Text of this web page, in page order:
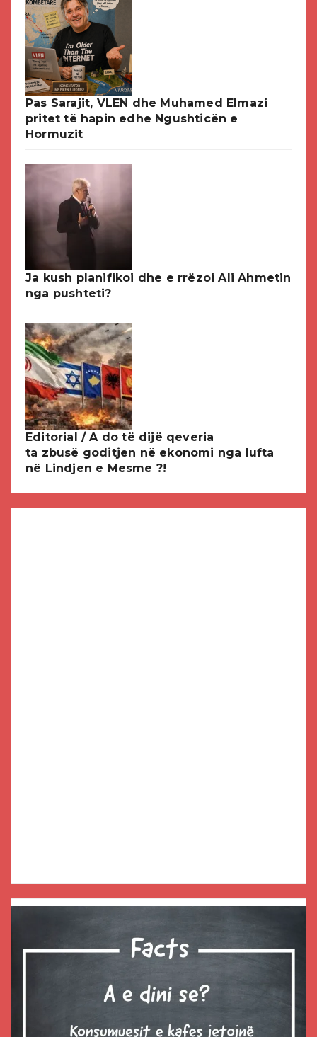
Pas Sarajit, VLEN dhe Muhamed Elmazi
pritet të hapin edhe Ngushticën e
Hormuzit
Ja kush planifikoi dhe e rrëzoi Ali Ahmetin
nga pushteti?
Editorial / A do të dijë qeveria
ta zbusë goditjen në ekonomi nga lufta
në Lindjen e Mesme ?!